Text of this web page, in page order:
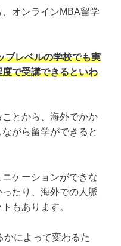
オンラインMBA留学
プレベルの学校でも実
で受講できるといわ
とから、海外でかか
がら留学ができると
ケーションができな
たり、海外での人脈
もあります。
によって変わるた